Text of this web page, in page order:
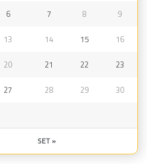
6 7 8 9
13 14 15 16
20 21 22 23
27 28 29 30
SET »